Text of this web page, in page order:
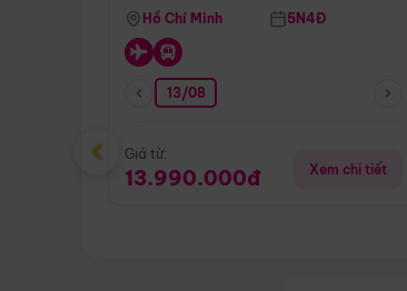
Malacca - Johor Baru -
Singapore
Hồ Chí Minh 5N4Đ
13/08
Giá từ:
13.990.000đ Xem chi tiết
‹